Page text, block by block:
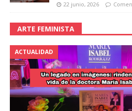
22 junio, 2026
ARTE FEMINISTA
ACTUALIDAD